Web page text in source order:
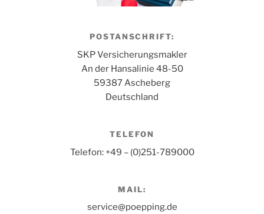
POSTANSCHRIFT:
SKP Versicherungsmakler
An der Hansalinie 48-50
59387 Ascheberg
Deutschland
TELEFON
Telefon: +49 – (0)251-789000
MAIL:
service@poepping.de